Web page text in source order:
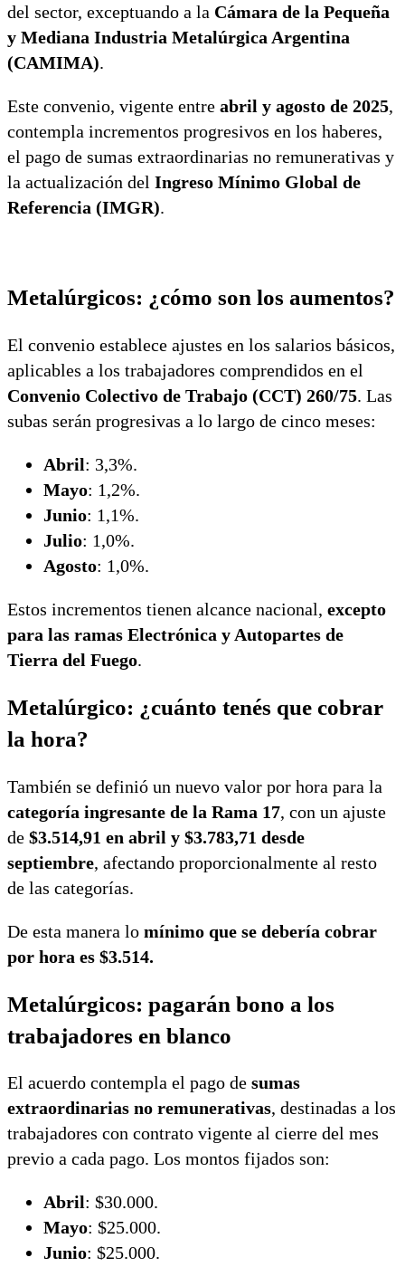
del sector, exceptuando a la Cámara de la Pequeña
y Mediana Industria Metalúrgica Argentina
(CAMIMA).
Este convenio, vigente entre abril y agosto de 2025,
contempla incrementos progresivos en los haberes,
el pago de sumas extraordinarias no remunerativas y
la actualización del Ingreso Mínimo Global de
Referencia (IMGR).
Metalúrgicos: ¿cómo son los aumentos?
El convenio establece ajustes en los salarios básicos,
aplicables a los trabajadores comprendidos en el
Convenio Colectivo de Trabajo (CCT) 260/75. Las
subas serán progresivas a lo largo de cinco meses:
Abril: 3,3%.
Mayo: 1,2%.
Junio: 1,1%.
Julio: 1,0%.
Agosto: 1,0%.
Estos incrementos tienen alcance nacional, excepto
para las ramas Electrónica y Autopartes de
Tierra del Fuego.
Metalúrgico: ¿cuánto tenés que cobrar
la hora?
También se definió un nuevo valor por hora para la
categoría ingresante de la Rama 17, con un ajuste
de $3.514,91 en abril y $3.783,71 desde
septiembre, afectando proporcionalmente al resto
de las categorías.
De esta manera lo mínimo que se debería cobrar
por hora es $3.514.
Metalúrgicos: pagarán bono a los
trabajadores en blanco
El acuerdo contempla el pago de sumas
extraordinarias no remunerativas, destinadas a los
trabajadores con contrato vigente al cierre del mes
previo a cada pago. Los montos fijados son:
Abril: $30.000.
Mayo: $25.000.
Junio: $25.000.